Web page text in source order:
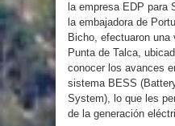
la empresa EDP para
la embajadora de
Bicho, efectuaron
Punta de Talca,
conocer los avances
sistema BESS
System), lo que les
de la generación